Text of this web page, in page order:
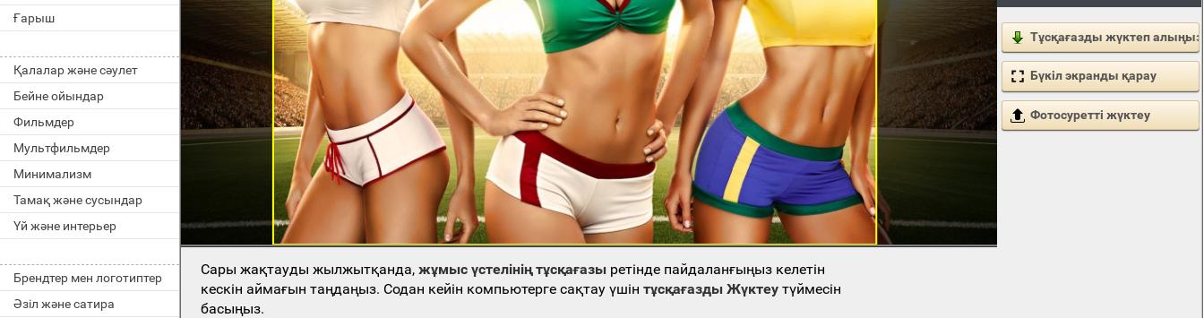
Ғарыш
Қалалар және сәулет
Бейне ойындар
Фильмдер
Мультфильмдер
Минимализм
Тамақ және сусындар
Үй және интерьер
Брендтер мен логотиптер
Әзіл және сатира
Тұсқағазды жүктеп алыңыз
Бүкіл экранды қарау
Фотосуретті жүктеу
Сары жақтауды жылжытқанда,жұмыс үстелінің тұсқағазы ретінде пайдаланғыңыз келетін
кескін аймағын таңдаңыз. Содан кейін компьютерге сақтау үшінтұсқағазды Жүктеу түймесін
басыңыз.